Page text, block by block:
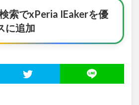
索でxPeria IEakerを優
に追加